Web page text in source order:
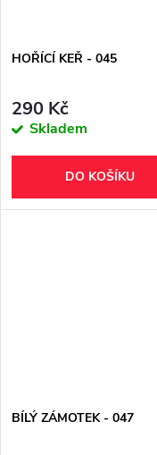
HOŘÍCÍ KEŘ - 045
290 Kč
Skladem
DO KOŠÍKU
BÍLÝ ZÁMOTEK - 047